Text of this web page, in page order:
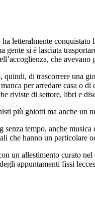
letteralmente
gente si è lasciata
che
quindi, di trascorrere una
per arredare casa o
riviste di settore, libri e
più ghiotti ma anche un
senza tempo, anche
che hanno un particolare
un allestimento curato
appuntamenti fissi